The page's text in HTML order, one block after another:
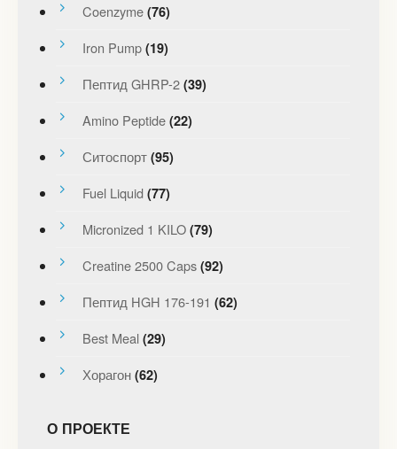
Coenzyme (76)
Iron Pump (19)
Пептид GHRP-2 (39)
Amino Peptide (22)
Ситоспорт (95)
Fuel Liquid (77)
Micronized 1 KILO (79)
Creatine 2500 Caps (92)
Пептид HGH 176-191 (62)
Best Meal (29)
Хорагон (62)
О ПРОЕКТЕ